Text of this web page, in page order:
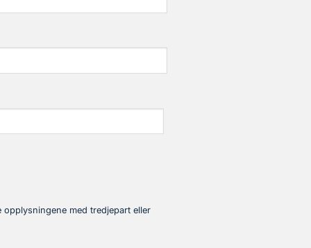
med tredjepart eller